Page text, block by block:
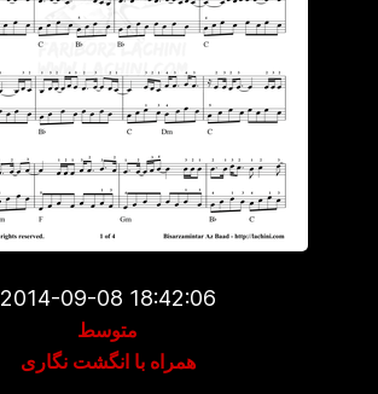
2014-09-08 18:42:06
متوسط
همراه با انگشت نگاری